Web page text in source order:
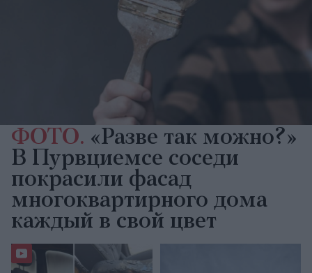
ФОТО. «Разве так можно?»
В Пурвциемсе соседи
покрасили фасад
многоквартирного дома
каждый в свой цвет